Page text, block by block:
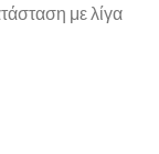
με λίγα